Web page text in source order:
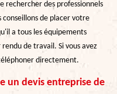
rechercher des professionnels
de placer votre
a tous les équipements
de travail. Si vous avez
directement.
un devis entreprise de